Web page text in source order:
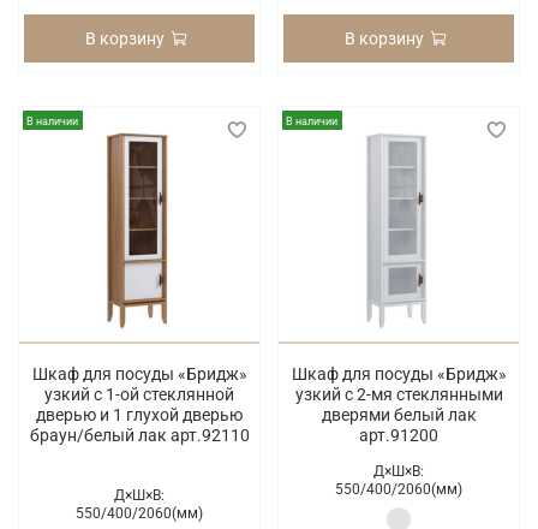
В корзину В корзину
В наличии
Шкаф для посуды «Бридж»
узкий с 1-ой стеклянной
дверью и 1 глухой дверью
браун/белый лак арт.92110
Д×Ш×В:
550/400/2060(мм)
В наличии
Шкаф для посуды «Бридж»
узкий с 2-мя стеклянными
дверями белый лак
арт.91200
Д×Ш×В:
550/400/2060(мм)